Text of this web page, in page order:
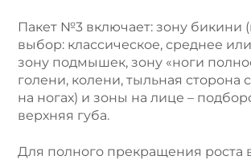
Пакет №3 включает: зону бикини
выбор: классическое, среднее
зону подмышек, зону «ноги
голени, колени, тыльная сторона
на ногах) и зоны на лице –
верхняя губа.
Для полного прекращения роста